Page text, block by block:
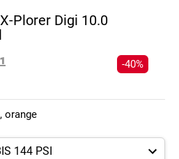
Plorer Digi 10.0
¹ -40%
orange